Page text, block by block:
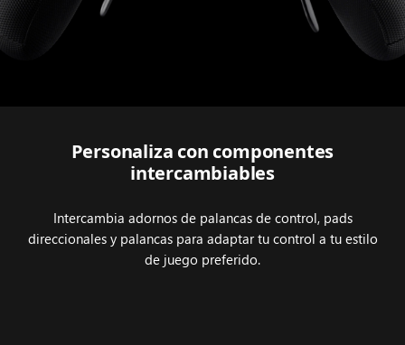
Series 2.
Personaliza con componentes
intercambiables
Intercambia adornos de palancas de control, pads
direccionales y palancas para adaptar tu control a tu estilo
de juego preferido.